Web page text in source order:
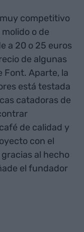
competitivo
o de
a 20 o 25 euros
de algunas
Font. Aparte, la
está testada
catadoras de
de calidad y
con el
al hecho
el fundador